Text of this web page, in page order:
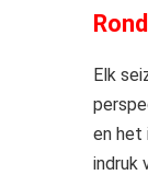
Elk
en het
indruk